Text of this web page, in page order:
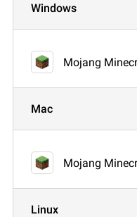
Windows
Mojang
Mac
Mojang
Linux